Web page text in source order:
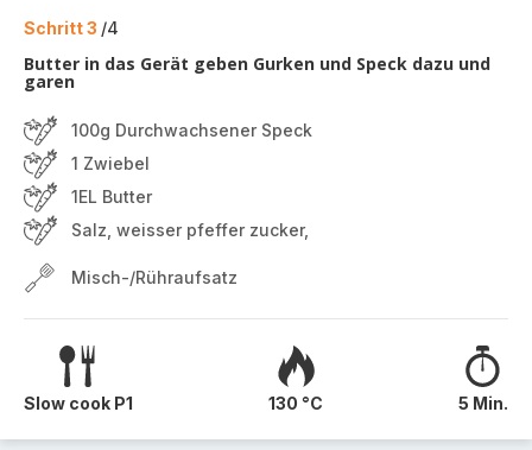
Schritt 3 /4
Butter in das Gerät geben Gurken und Speck dazu und
garen
100g Durchwachsener Speck
1 Zwiebel
1EL Butter
Salz, weisser pfeffer zucker,
Misch-/Rühraufsatz
Slow cook P1 130 °C 5 Min.